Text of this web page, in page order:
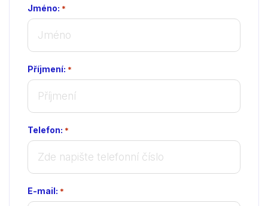
Jméno: *
Příjmení: *
Telefon: *
E-mail: *